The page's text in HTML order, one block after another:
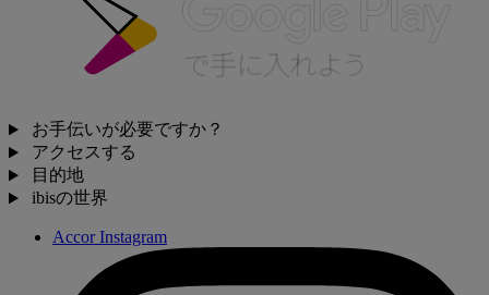
お手伝いが必要ですか？
アクセスする
目的地
ibisの世界
Accor Instagram